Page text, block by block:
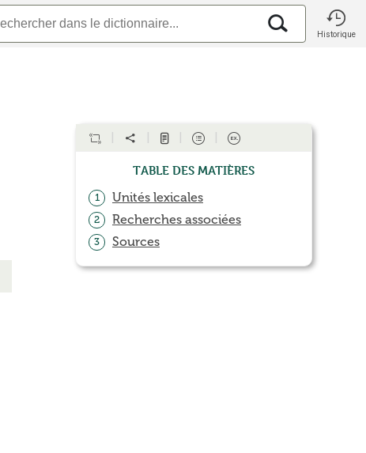
Historique
Table des matières
1 Unités lexicales
2 Recherches associées
3 Sources